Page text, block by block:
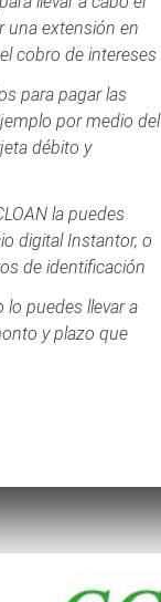
una extensión en
cobro de intereses
para pagar las
por medio del
débito y
la puedes
digital Instantor, o
de identificación
lo puedes llevar a
y plazo que